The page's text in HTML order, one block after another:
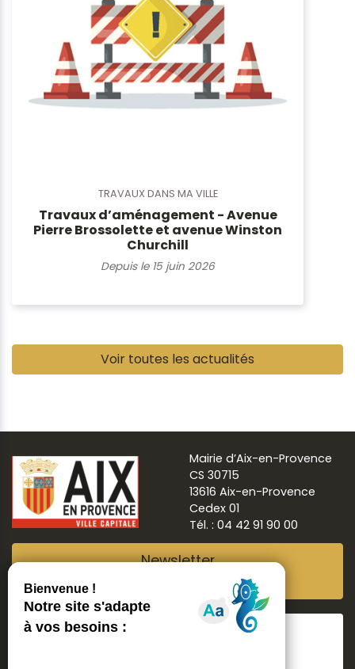
TRAVAUX DANS MA VILLE
Travaux d’aménagement - Avenue
Pierre Brossolette et avenue Winston
Churchill
Depuis le 15 juin 2026
Voir toutes les actualités
Mairie d’Aix-en-Provence
CS 30715
13616 Aix-en-Provence
Cedex 01
Tél. : 04 42 91 90 00
Newsletter
Suivre Aix ma ville